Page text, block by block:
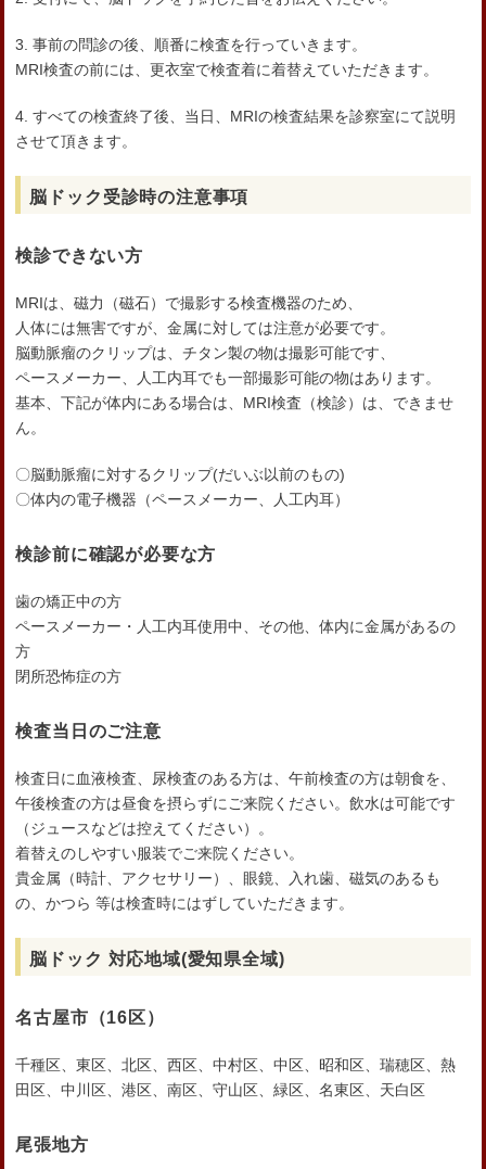
3. 事前の問診の後、順番に検査を行っていきます。
MRI検査の前には、更衣室で検査着に着替えていただきます。
4. すべての検査終了後、当日、MRIの検査結果を診察室にて説明
させて頂きます。
脳ドック受診時の注意事項
検診できない方
MRIは、磁力（磁石）で撮影する検査機器のため、
人体には無害ですが、金属に対しては注意が必要です。
脳動脈瘤のクリップは、チタン製の物は撮影可能です、
ペースメーカー、人工内耳でも一部撮影可能の物はあります。
基本、下記が体内にある場合は、MRI検査（検診）は、できませ
ん。
〇脳動脈瘤に対するクリップ(だいぶ以前のもの)
〇体内の電子機器（ペースメーカー、人工内耳）
検診前に確認が必要な方
歯の矯正中の方
ペースメーカー・人工内耳使用中、その他、体内に金属があるの
方
閉所恐怖症の方
検査当日のご注意
検査日に血液検査、尿検査のある方は、午前検査の方は朝食を、
午後検査の方は昼食を摂らずにご来院ください。飲水は可能です
（ジュースなどは控えてください）。
着替えのしやすい服装でご来院ください。
貴金属（時計、アクセサリー）、眼鏡、入れ歯、磁気のあるも
の、かつら 等は検査時にはずしていただきます。
脳ドック 対応地域(愛知県全域)
名古屋市 （16区）
千種区、東区、北区、西区、中村区、中区、昭和区、瑞穂区、熱
田区、中川区、港区、南区、守山区、緑区、名東区、天白区
尾張地方